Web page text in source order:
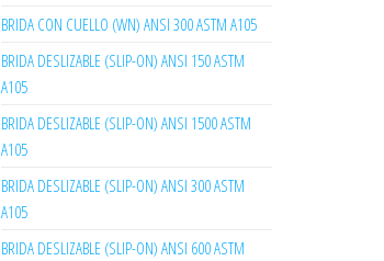
BRIDA CON CUELLO (WN) ANSI 300 ASTM A105
BRIDA DESLIZABLE (SLIP-ON) ANSI 150 ASTM
A105
BRIDA DESLIZABLE (SLIP-ON) ANSI 1500 ASTM
A105
BRIDA DESLIZABLE (SLIP-ON) ANSI 300 ASTM
A105
BRIDA DESLIZABLE (SLIP-ON) ANSI 600 ASTM